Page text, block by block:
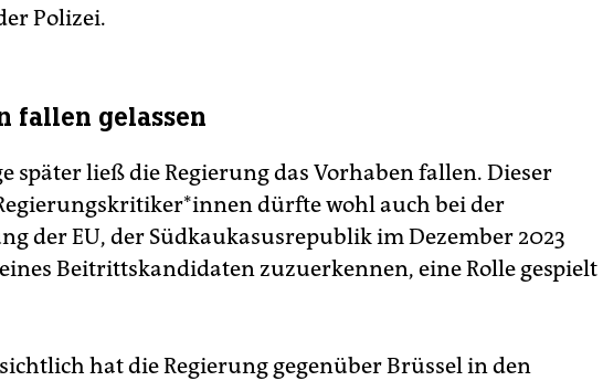
Polizei.
fallen gelassen
später ließ die Regierung das Vorhaben fallen. Dieser
dürfte wohl auch bei der
der EU, der Südkaukasusrepublik im Dezember 2023
Beitrittskandidaten zuzuerkennen, eine Rolle gespielt
hat die Regierung gegenüber Brüssel in den